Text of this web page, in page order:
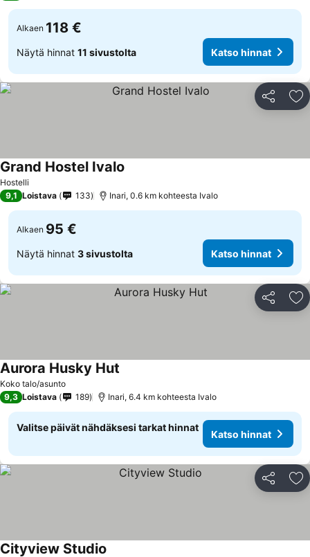
Alkaen 118 €
Näytä hinnat 11 sivustolta Katso hinnat
Jaa
Hostelli
Grand Hostel Ivalo
9,1 Loistava 133 Inari, 0.6 km kohteesta Ivalo
Alkaen 95 €
Näytä hinnat 3 sivustolta Katso hinnat
Jaa
Koko talo/asunto
Aurora Husky Hut
9,3 Loistava 189 Inari, 6.4 km kohteesta Ivalo
Valitse päivät nähdäksesi tarkat hinnat
Katso hinnat
Jaa
Cityview Studio